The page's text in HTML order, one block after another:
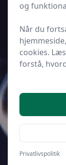
Udgivet i Søvn
mere
og
Når du
cookies.
forstå,
Privatlivspolitik